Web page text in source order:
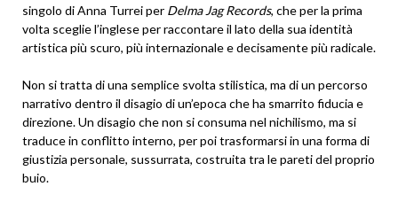
singolo di Anna Turrei per Delma Jag Records, che per la prima
volta sceglie l’inglese per raccontare il lato della sua identità
artistica più scuro, più internazionale e decisamente più radicale.
Non si tratta di una semplice svolta stilistica, ma di un percorso
narrativo dentro il disagio di un’epoca che ha smarrito fiducia e
direzione. Un disagio che non si consuma nel nichilismo, ma si
traduce in conflitto interno, per poi trasformarsi in una forma di
giustizia personale, sussurrata, costruita tra le pareti del proprio
buio.